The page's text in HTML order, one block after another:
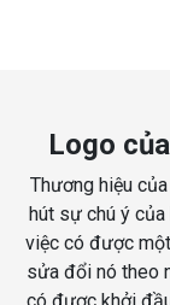
Logo
Thương hiệu
hút sự chú ý
việc có được
sửa đổi nó theo